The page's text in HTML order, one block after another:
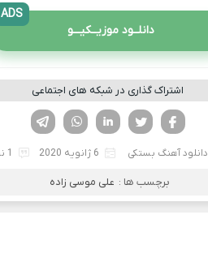
دانلــود موزیــکیـــو
ADS
اشتراک گذاری در شبکه های اجتماعی
لینکدین تویتر
فیسوک
دانلود آهنگ بستکی 6 ژانویه 2020 1 نظر
برچسب ها : علی موسی زاده